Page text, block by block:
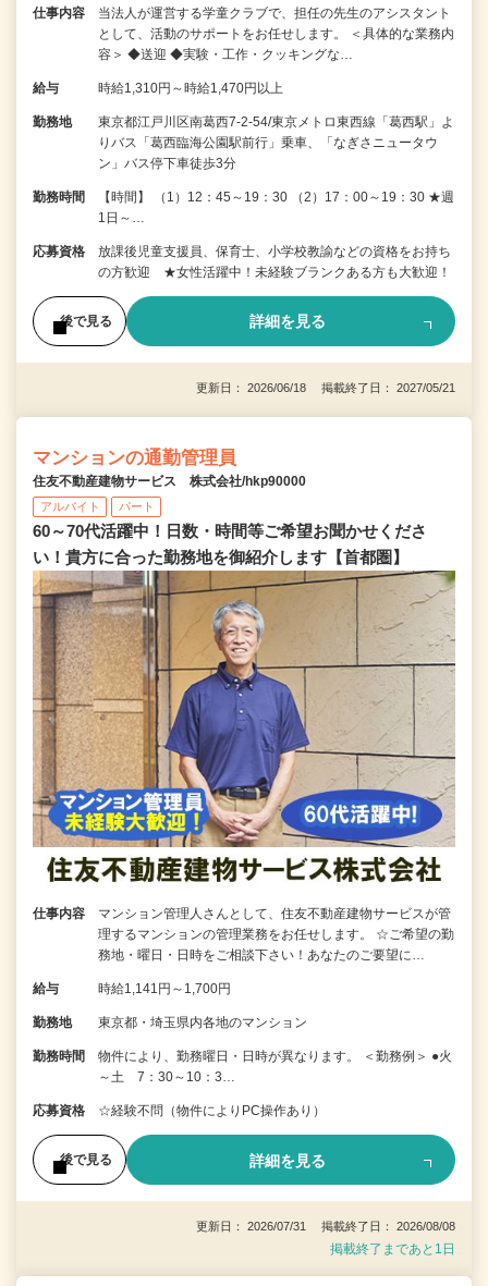
仕事内容
当法人が運営する学童クラブで、担任の先生のアシスタント
として、活動のサポートをお任せします。 ＜具体的な業務内
容＞ ◆送迎 ◆実験・工作・クッキングな…
給与 時給1,310円～時給1,470円以上
勤務地
東京都江戸川区南葛西7-2-54/東京メトロ東西線「葛西駅」よ
りバス「葛西臨海公園駅前行」乗車、「なぎさニュータウ
ン」バス停下車徒歩3分
勤務時間
【時間】 （1）12：45～19：30 （2）17：00～19：30 ★週
1日～…
応募資格
放課後児童支援員、保育士、小学校教諭などの資格をお持ち
の方歓迎 ★女性活躍中！未経験ブランクある方も大歓迎！
後で見る 詳細を見る
更新日： 2026/06/18 掲載終了日： 2027/05/21
マンションの通勤管理員
住友不動産建物サービス 株式会社/hkp90000
アルバイト パート
60～70代活躍中！日数・時間等ご希望お聞かせくださ
い！貴方に合った勤務地を御紹介します【首都圏】
仕事内容
マンション管理人さんとして、住友不動産建物サービスが管
理するマンションの管理業務をお任せします。 ☆ご希望の勤
務地・曜日・日時をご相談下さい！あなたのご要望に…
給与 時給1,141円～1,700円
勤務地 東京都・埼玉県内各地のマンション
勤務時間
物件により、勤務曜日・日時が異なります。 ＜勤務例＞ ●火
～土 7：30～10：3…
応募資格 ☆経験不問（物件によりPC操作あり）
後で見る 詳細を見る
更新日： 2026/07/31 掲載終了日： 2026/08/08
掲載終了まであと1日